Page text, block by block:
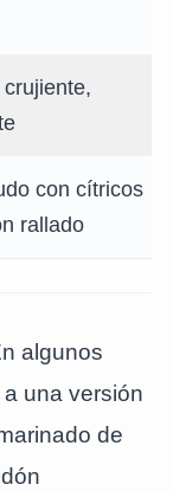
con cítricos
rallado
algunos
una versión
de